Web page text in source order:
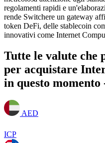
regolamenti rapidi e
rende Switchere un gateway
token DeFi, delle stablecoin
innovativi come Internet
Tutte le valute che
per acquistare
in questo
AED
ICP